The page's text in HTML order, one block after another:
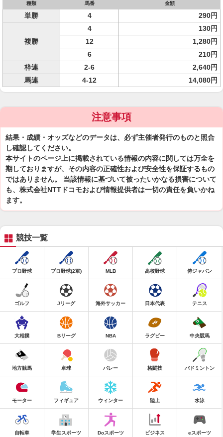
種類 馬番 金額
単勝 4 290円
複勝
4
130円
12
1,280円
6
210円
枠連
2-6
2,640円
馬連
4-12 14,080円
注意事項
結果・成績・オッズなどのデータは、必ず主催者発行のものと照合
し確認してください。
本サイトのページ上に掲載されている情報の内容に関しては万全を
期しておりますが、その内容の正確性および安全性を保証するもの
ではありません。 当該情報に基づいて被ったいかなる損害について
も、株式会社NTTドコモおよび情報提供者は一切の責任を負いかね
ます。
競技一覧
プロ野球 プロ野球(2軍) MLB 高校野球 侍ジャパン
ゴルフ Jリーグ 海外サッカー 日本代表 テニス
大相撲 Bリーグ NBA ラグビー 中央競馬
地方競馬 卓球 バレー 格闘技 バドミントン
モーター フィギュア ウィンター 陸上 水泳
自転車 学生スポーツ Doスポーツ ビジネス eスポーツ